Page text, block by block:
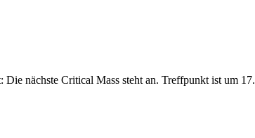
nächste Critical Mass steht an. Treffpunkt ist um